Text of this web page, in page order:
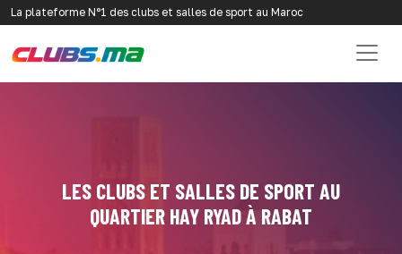
La plateforme N°1 des clubs et salles de sport au Maroc
LES CLUBS ET SALLES DE SPORT AU
QUARTIER HAY RYAD À RABAT